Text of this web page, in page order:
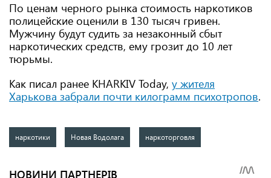
По ценам черного рынка стоимость наркотиков
полицейские оценили в 130 тысяч гривен.
Мужчину будут судить за незаконный сбыт
наркотических средств, ему грозит до 10 лет
тюрьмы.
Как писал ранее KHARKIV Today, у жителя
Харькова забрали почти килограмм психотропов.
наркотики Новая Водолага наркоторговля